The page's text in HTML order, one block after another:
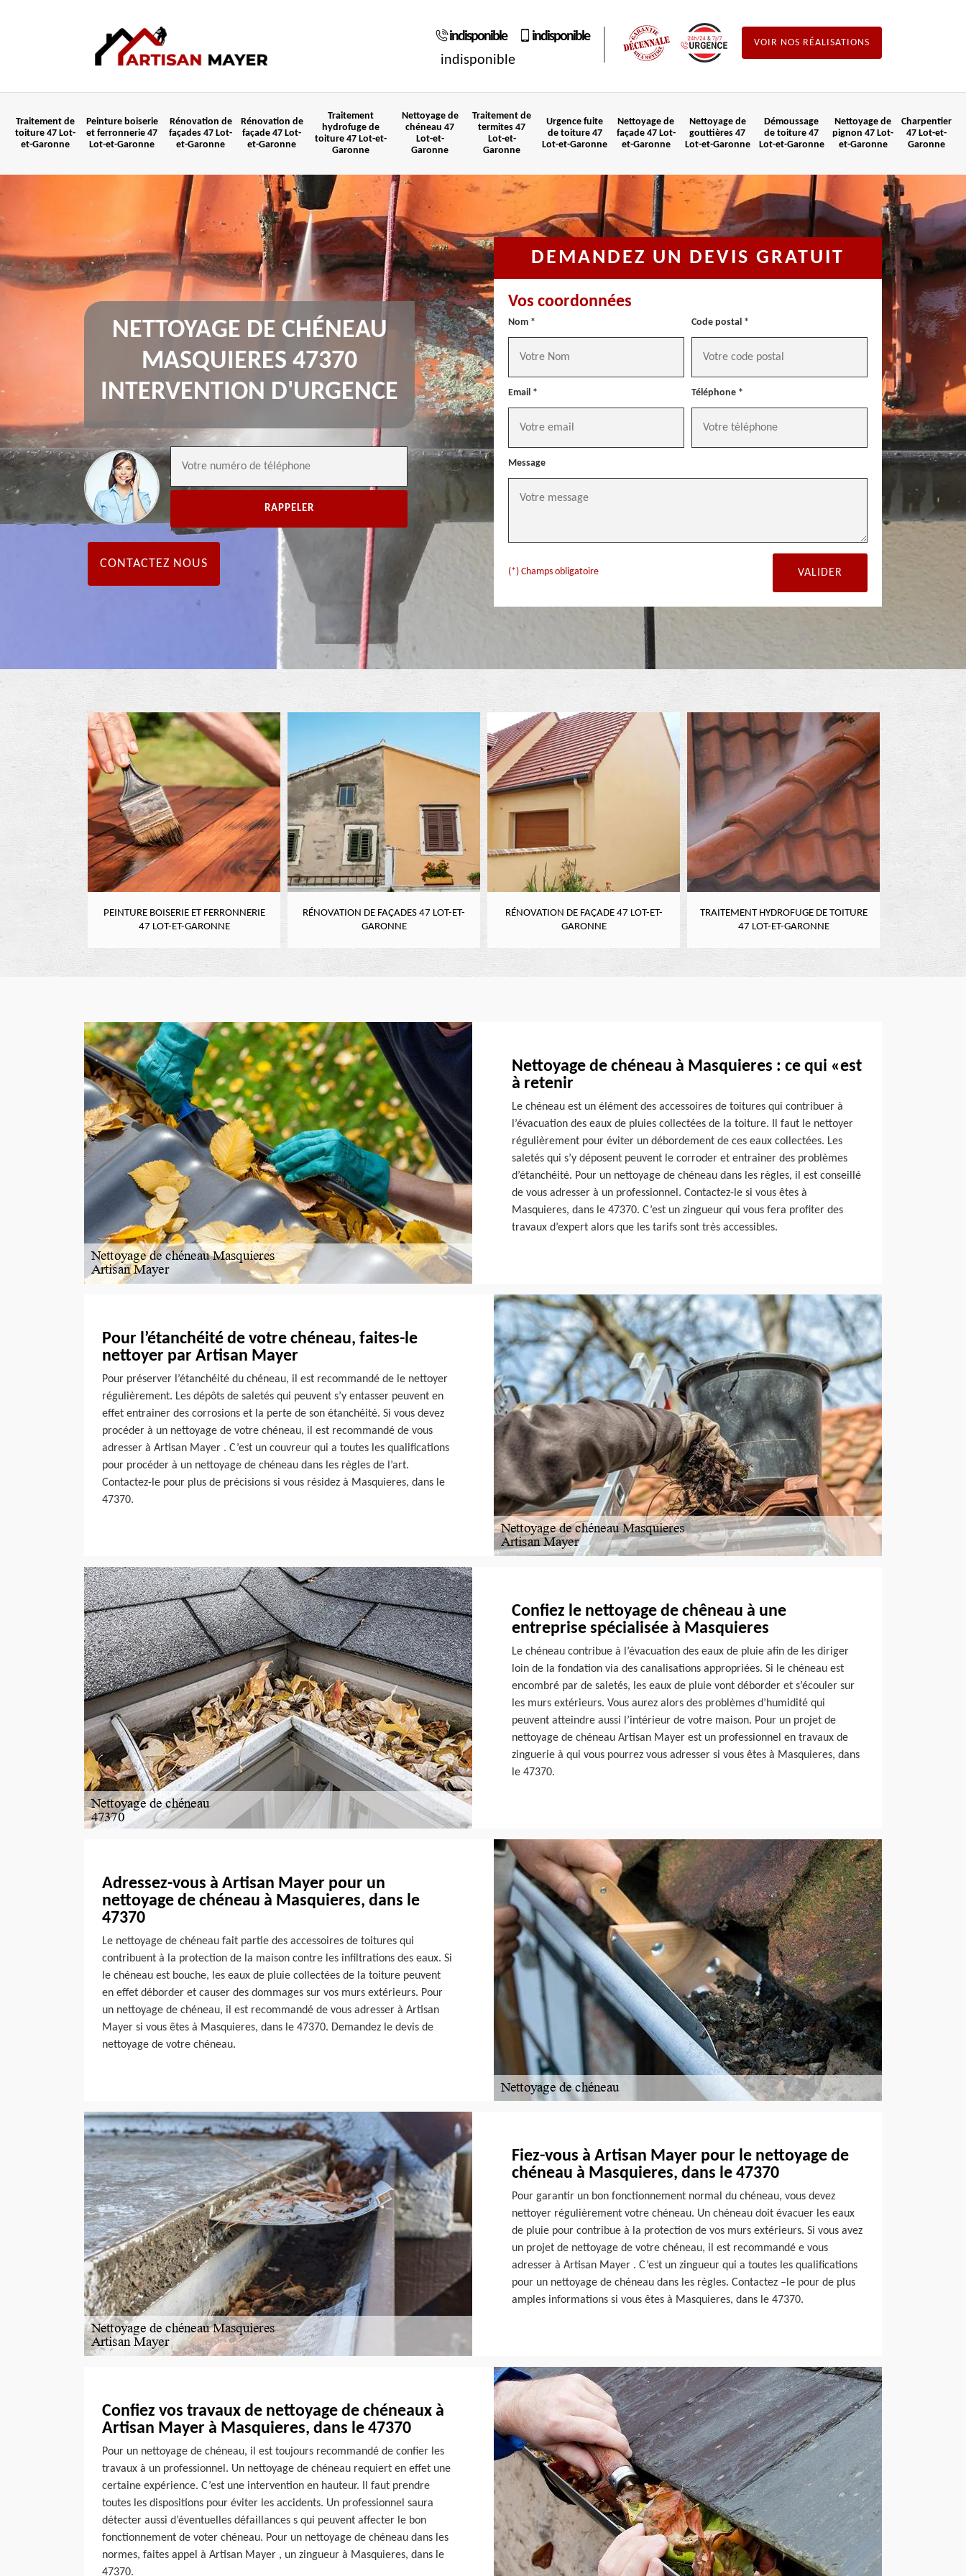
indisponible
indisponible
indisponible
VOIR NOS RÉALISATIONS
Traitement de
toiture 47 Lot-
et-Garonne
Peinture boiserie
et ferronnerie 47
Lot-et-Garonne
Rénovation de
façades 47 Lot-
et-Garonne
Rénovation de
façade 47 Lot-
et-Garonne
Traitement
hydrofuge de
toiture 47 Lot-et-
Garonne
Nettoyage de
chéneau 47
Lot-et-
Garonne
Traitement de
termites 47
Lot-et-
Garonne
Urgence fuite
de toiture 47
Lot-et-Garonne
Nettoyage de
façade 47 Lot-
et-Garonne
Nettoyage de
gouttières 47
Lot-et-Garonne
Démoussage
de toiture 47
Lot-et-Garonne
Nettoyage de
pignon 47 Lot-
et-Garonne
Charpentier
47 Lot-et-
Garonne
NETTOYAGE DE CHÉNEAU
MASQUIERES 47370
INTERVENTION D'URGENCE
CONTACTEZ NOUS
DEMANDEZ UN DEVIS GRATUIT
Vos coordonnées
Nom * Code postal *
Email * Téléphone *
Message
(*) Champs obligatoire
PEINTURE BOISERIE ET FERRONNERIE
47 LOT-ET-GARONNE
RÉNOVATION DE FAÇADES 47 LOT-ET-
GARONNE
RÉNOVATION DE FAÇADE 47 LOT-ET-
GARONNE
TRAITEMENT HYDROFUGE DE TOITURE
47 LOT-ET-GARONNE
Nettoyage de chéneau à Masquieres : ce qui «est
à retenir
Le chéneau est un élément des accessoires de toitures qui contribuer à
l’évacuation des eaux de pluies collectées de la toiture. Il faut le nettoyer
régulièrement pour éviter un débordement de ces eaux collectées. Les
saletés qui s’y déposent peuvent le corroder et entrainer des problèmes
d’étanchéité. Pour un nettoyage de chéneau dans les règles, il est conseillé
de vous adresser à un professionnel. Contactez-le si vous êtes à
Masquieres, dans le 47370. C’est un zingueur qui vous fera profiter des
travaux d’expert alors que les tarifs sont très accessibles.
Pour l’étanchéité de votre chéneau, faites-le
nettoyer par Artisan Mayer
Pour préserver l’étanchéité du chéneau, il est recommandé de le nettoyer
régulièrement. Les dépôts de saletés qui peuvent s’y entasser peuvent en
effet entrainer des corrosions et la perte de son étanchéité. Si vous devez
procéder à un nettoyage de votre chéneau, il est recommandé de vous
adresser à Artisan Mayer . C’est un couvreur qui a toutes les qualifications
pour procéder à un nettoyage de chéneau dans les règles de l’art.
Contactez-le pour plus de précisions si vous résidez à Masquieres, dans le
47370.
Confiez le nettoyage de chêneau à une
entreprise spécialisée à Masquieres
Le chéneau contribue à l’évacuation des eaux de pluie afin de les diriger
loin de la fondation via des canalisations appropriées. Si le chéneau est
encombré par de saletés, les eaux de pluie vont déborder et s’écouler sur
les murs extérieurs. Vous aurez alors des problèmes d’humidité qui
peuvent atteindre aussi l’intérieur de votre maison. Pour un projet de
nettoyage de chéneau Artisan Mayer est un professionnel en travaux de
zinguerie à qui vous pourrez vous adresser si vous êtes à Masquieres, dans
le 47370.
Adressez-vous à Artisan Mayer pour un
nettoyage de chéneau à Masquieres, dans le
47370
Le nettoyage de chéneau fait partie des accessoires de toitures qui
contribuent à la protection de la maison contre les infiltrations des eaux. Si
le chéneau est bouche, les eaux de pluie collectées de la toiture peuvent
en effet déborder et causer des dommages sur vos murs extérieurs. Pour
un nettoyage de chéneau, il est recommandé de vous adresser à Artisan
Mayer si vous êtes à Masquieres, dans le 47370. Demandez le devis de
nettoyage de votre chéneau.
Fiez-vous à Artisan Mayer pour le nettoyage de
chéneau à Masquieres, dans le 47370
Pour garantir un bon fonctionnement normal du chéneau, vous devez
nettoyer régulièrement votre chéneau. Un chéneau doit évacuer les eaux
de pluie pour contribue à la protection de vos murs extérieurs. Si vous avez
un projet de nettoyage de votre chéneau, il est recommandé e vous
adresser à Artisan Mayer . C’est un zingueur qui a toutes les qualifications
pour un nettoyage de chéneau dans les règles. Contactez –le pour de plus
amples informations si vous êtes à Masquieres, dans le 47370.
Confiez vos travaux de nettoyage de chéneaux à
Artisan Mayer à Masquieres, dans le 47370
Pour un nettoyage de chéneau, il est toujours recommandé de confier les
travaux à un professionnel. Un nettoyage de chéneau requiert en effet une
certaine expérience. C’est une intervention en hauteur. Il faut prendre
toutes les dispositions pour éviter les accidents. Un professionnel saura
détecter aussi d’éventuelles défaillances s qui peuvent affecter le bon
fonctionnement de voter chéneau. Pour un nettoyage de chéneau dans les
normes, faites appel à Artisan Mayer , un zingueur à Masquieres, dans le
47370.